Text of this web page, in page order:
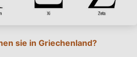
sie in Griechenland?